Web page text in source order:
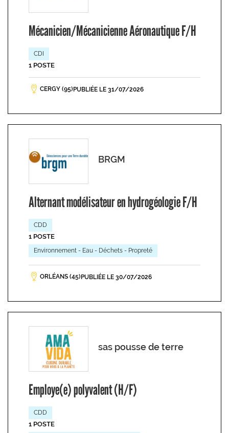
Mécanicien/Mécanicienne Aéronautique F/H
CDI
1 POSTE
CERGY (95) PUBLIÉE LE 31/07/2026
BRGM
Alternant modélisateur en hydrogéologie F/H
CDD
1 POSTE
Environnement - Eau - Déchets - Propreté
ORLÉANS (45) PUBLIÉE LE 30/07/2026
sas pousse de terre
Employe(e) polyvalent (H/F)
CDD
1 POSTE